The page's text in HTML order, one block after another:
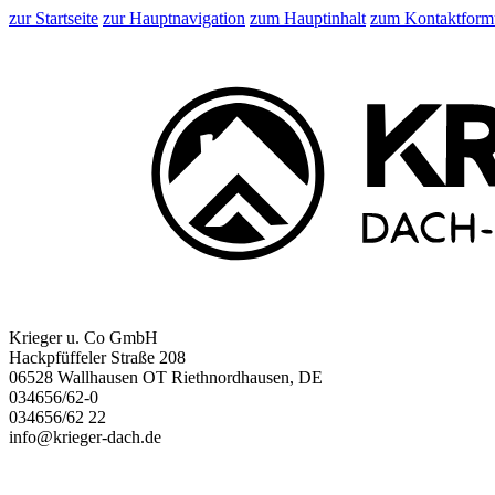
zur Startseite zur Hauptnavigation zum Hauptinhalt zum
Krieger u. Co GmbH
Hackpfüffeler Straße 208
06528 Wallhausen OT Riethnordhausen, DE
034656/62-0
034656/62 22
info@krieger-dach.de